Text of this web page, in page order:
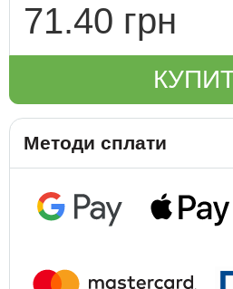
71.40 грн
Методи сплати